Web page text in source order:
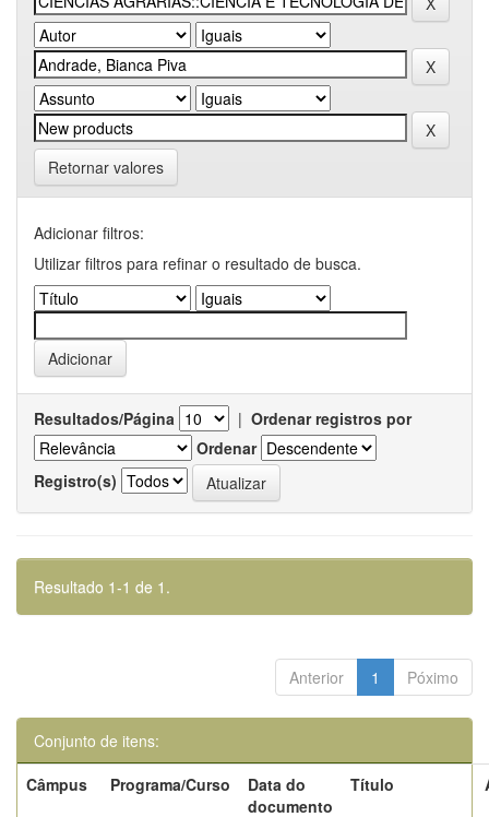
Retornar valores
Adicionar filtros:
Utilizar filtros para refinar o resultado de busca.
Resultados/Página | Ordenar registros por
Ordenar
Registro(s)
Resultado 1-1 de 1.
Anterior 1 Póximo
Conjunto de itens:
Câmpus
Programa/Curso
Data do
documento
Título